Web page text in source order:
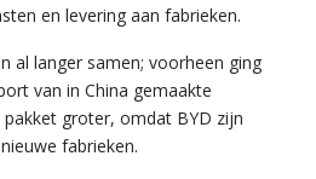
en levering aan fabrieken.
al langer samen; voorheen ging
van in China gemaakte
groter, omdat BYD zijn
fabrieken.